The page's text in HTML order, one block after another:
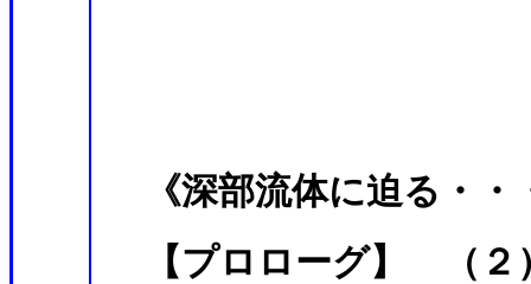
《深部流体に迫る・
【プロローグ】 （２